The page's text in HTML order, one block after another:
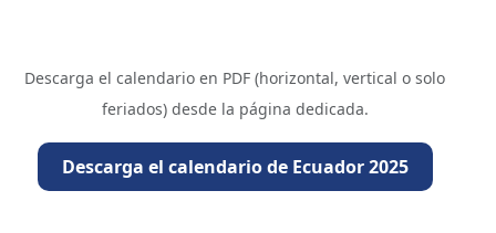
Descarga el calendario en PDF (horizontal, vertical o solo
feriados) desde la página dedicada.
Descarga el calendario de Ecuador 2025